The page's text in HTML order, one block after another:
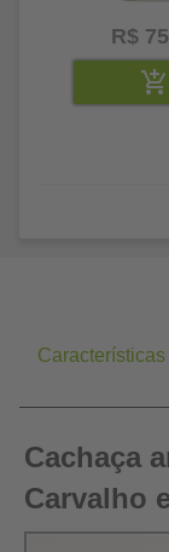
R$
Cachaça
Carvalho